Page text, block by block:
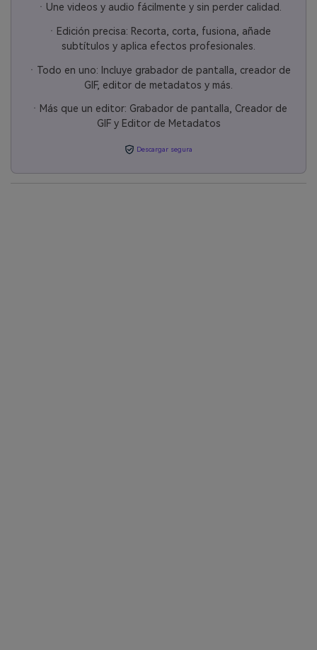
ㆍUne videos y audio fácilmente y sin perder calidad.
ㆍEdición precisa: Recorta, corta, fusiona, añade
subtítulos y aplica efectos profesionales.
ㆍTodo en uno: Incluye grabador de pantalla, creador de
GIF, editor de metadatos y más.
ㆍMás que un editor: Grabador de pantalla, Creador de
GIF y Editor de Metadatos
Descargar segura